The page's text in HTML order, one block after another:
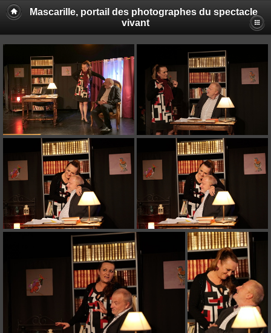
Mascarille, portail des photographes du spectacle
vivant